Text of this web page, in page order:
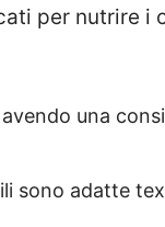
per nutrire i
una
sono adatte